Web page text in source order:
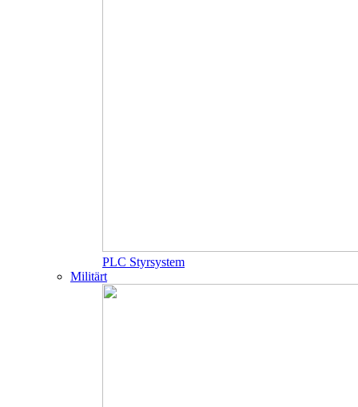
PLC Styrsystem
Militärt